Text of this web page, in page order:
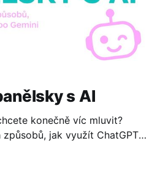
s AI
konečně víc mluvit?
jak využít ChatGPT
technických znalostí.